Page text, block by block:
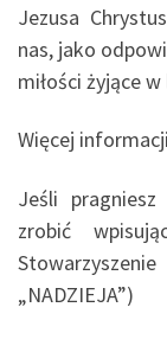
Jezusa
nas, jako
miłości żyjące
Więcej
Jeśli
zrobić
„NADZIEJA”)